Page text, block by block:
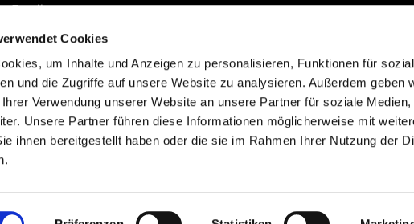
Cookies
um Inhalte und Anzeigen zu personalisieren, Funktionen für
und die Zugriffe auf unsere Website zu analysieren. Außerdem geben
Verwendung unserer Website an unsere Partner für soziale Medien,
Unsere Partner führen diese Informationen möglicherweise mit
ihnen bereitgestellt haben oder die sie im Rahmen Ihrer Nutzung der
Email
Impressum Datenschutzerklärung ChurchDesk-